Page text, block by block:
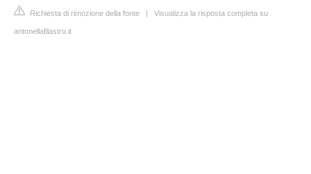
Richiesta di rimozione della fonte | Visualizza la risposta completa su
antonellafilastro.it